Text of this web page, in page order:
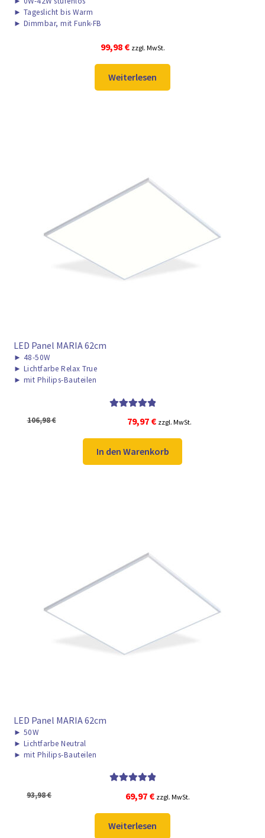
► Tageslicht bis Warm
► Dimmbar, mit Funk-FB
99,98 € zzgl. MwSt.
Weiterlesen
LED Panel MARIA 62cm
► 48-50W
► Lichtfarbe Relax True
► mit Philips-Bauteilen
von 5
106,98€
Ursprünglicher
Preis
war:
106,98 €
79,97 €Aktueller
Preis
ist:
79,97 €.
zzgl. MwSt.
In den Warenkorb
LED Panel MARIA 62cm
► 50W
► Lichtfarbe Neutral
► mit Philips-Bauteilen
von 5
93,98€
Ursprünglicher
war:
69,97 €Aktueller
ist:
zzgl. MwSt.
Weiterlesen